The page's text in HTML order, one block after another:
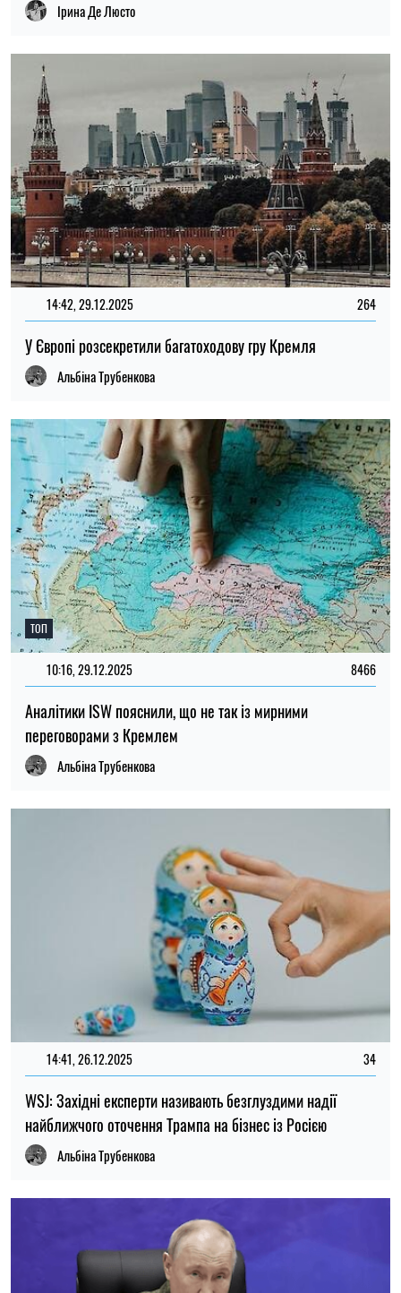
Ірина Де Люсто
14:42, 29.12.2025 264
У Європі розсекретили багатоходову гру Кремля
Альбіна Трубенкова
ТОП
10:16, 29.12.2025 8466
Аналітики ISW пояснили, що не так із мирними
переговорами з Кремлем
Альбіна Трубенкова
14:41, 26.12.2025 34
WSJ: Західні експерти називають безглуздими надії
найближчого оточення Трампа на бізнес із Росією
Альбіна Трубенкова